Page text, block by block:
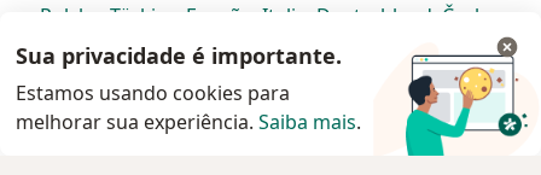
Polska abre num novo separador
Türkiye abre num novo separador
España abre num novo separador
Italia abre num novo
Deutschlandabre num
Česko
Portugal abre num novo separador
, México abre num novo separador
, abre num novo separador
Brasil abre num novoabre num
abre
Colombia abre num novo
www.doctoralia.com.br © 2026 - Agende agora sua
Sua privacidade é importante.
Estamos usando cookies para
melhorar sua experiência. Saiba mais.